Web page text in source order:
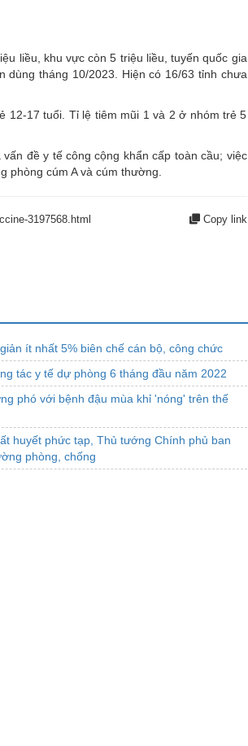
liều, khu vực còn 5 triệu liều, tuyến quốc gia
dùng tháng 10/2023. Hiện có 16/63 tỉnh chưa
12-17 tuổi. Tỉ lệ tiêm mũi 1 và 2 ở nhóm trẻ 5
đề y tế công cộng khẩn cấp toàn cầu; việc
phòng cúm A và cúm thường.
3197568.html
Copy link
ít nhất 5% biên chế cán bộ, công chức
tác y tế dự phòng 6 tháng đầu năm 2022
phó với bệnh đậu mùa khỉ 'nóng' trên thế
huyết phức tạp, Thủ tướng Chính phủ ban
phòng, chống